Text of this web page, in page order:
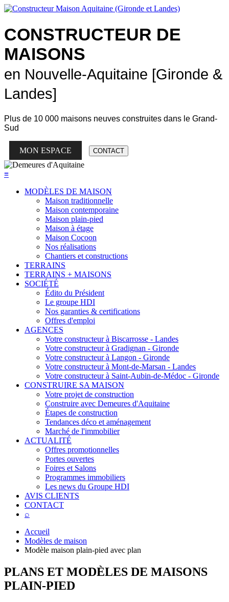
CONSTRUCTEUR DE
MAISONS
en Nouvelle-Aquitaine [Gironde &
Landes]
Plus de 10 000 maisons neuves construites dans le Grand-
Sud
MON ESPACE CONTACT
≡
MODÈLES DE MAISON
Maison traditionnelle
Maison contemporaine
Maison plain-pied
Maison à étage
Maison Cocoon
Nos réalisations
Chantiers et constructions
TERRAINS
TERRAINS + MAISONS
SOCIÉTÉ
Édito du Président
Le groupe HDI
Nos garanties & certifications
Offres d'emploi
AGENCES
Votre constructeur à Biscarrosse - Landes
Votre constructeur à Gradignan - Gironde
Votre constructeur à Langon - Gironde
Votre constructeur à Mont-de-Marsan - Landes
Votre constructeur à Saint-Aubin-de-Médoc - Gironde
CONSTRUIRE SA MAISON
Votre projet de construction
Construire avec Demeures d'Aquitaine
Étapes de construction
Tendances déco et aménagement
Marché de l'immobilier
ACTUALITÉ
Offres promotionnelles
Portes ouvertes
Foires et Salons
Programmes immobiliers
Les news du Groupe HDI
AVIS CLIENTS
CONTACT
⌕
Accueil
Modèles de maison
Modèle maison plain-pied avec plan
PLANS ET MODÈLES DE MAISONS
PLAIN-PIED